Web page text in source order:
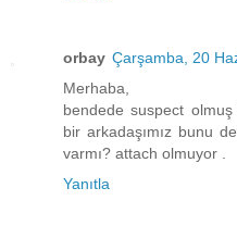
orbay Çarşamba, 20
Merhaba,
bendede suspect
bir arkadaşımız bunu
varmı? attach olmuyor .
Yanıtla